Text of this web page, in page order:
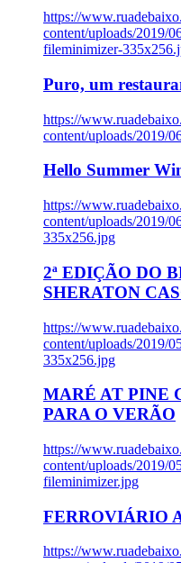
https://
content/uploads/2019/
fileminimizer-
Puro, um
https://
content/uploads/2019/
Hello Summer
https://
content/uploads/2019/
335x256.jpg
2ª EDIÇÃO DO
SHERATON
https://
content/uploads/2019/
335x256.jpg
MARÉ AT PINE
PARA O VERÃO
https://
content/uploads/2019/
fileminimizer.jpg
FERROVIÁRIO
https://